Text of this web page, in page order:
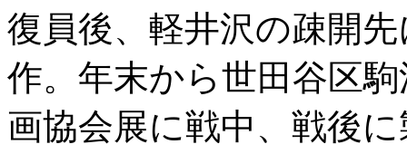
復員後、軽井沢の疎開
作。年末から世田谷区
画協会展に戦中、戦後